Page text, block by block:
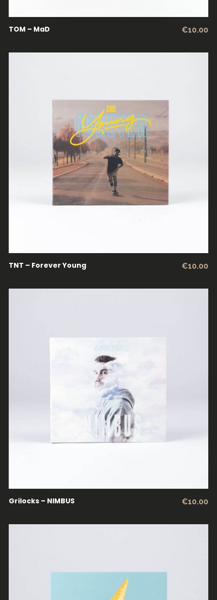
TOM – MaD €10.00
LER MAIS
TNT – Forever Young €10.00
ADICIONAR
Grilocks – NIMBUS €10.00